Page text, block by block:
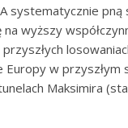
systematycznie pną
na wyższy
Europy w przyszłym
Maksimira